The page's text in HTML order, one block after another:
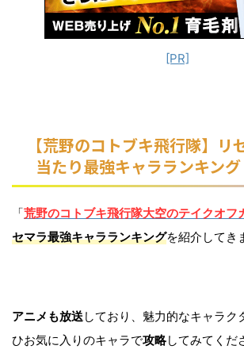
[PR]
【荒野のコトブキ飛行隊】リ
当たり最強キャラランキング
「荒野のコトブキ飛行隊大空のテイクオフ
セマラ最強キャラランキングを紹介してき
アニメも放送しており、魅力的なキャラク
ひお気に入りのキャラで攻略してみてくだ